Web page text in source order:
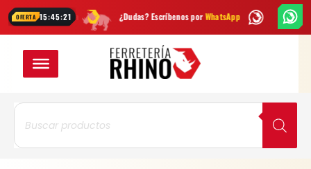
OFERTA 15:45:20
semana ¿Dudas? Escríbenos porWhatsApp Envío GRATISen
contenido
Búsqueda
productos